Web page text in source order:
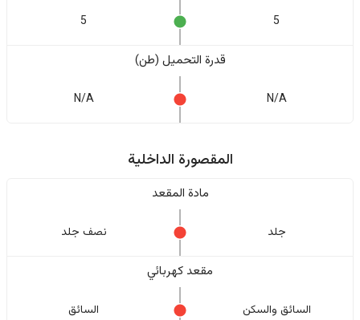
5
5
قدرة التحميل (طن)
N/A
N/A
المقصورة الداخلية
مادة المقعد
جلد نصف جلد
مقعد كهربائي
السائق والسکن السائق